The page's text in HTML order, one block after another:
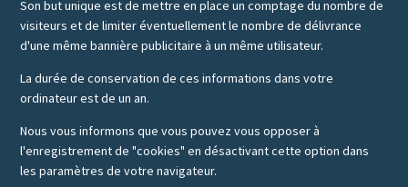
Son but unique est de mettre en place un comptage du nombre de
visiteurs et de limiter éventuellement le nombre de délivrance
d'une même bannière publicitaire à un même utilisateur.
La durée de conservation de ces informations dans votre
ordinateur est de un an.
Nous vous informons que vous pouvez vous opposer à
l'enregistrement de "cookies" en désactivant cette option dans
les paramètres de votre navigateur.